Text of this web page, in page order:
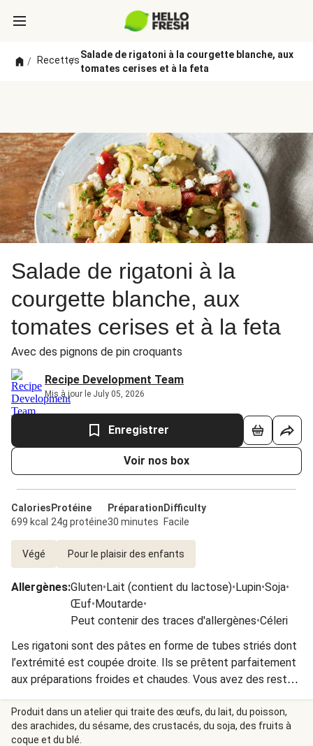
/ Recettes
/
Salade de rigatoni à la courgette blanche, aux
tomates cerises et à la feta
Salade de rigatoni à la
courgette blanche, aux
tomates cerises et à la feta
Avec des pignons de pin croquants
Recipe Development Team
Mis à jour le July 05, 2026
Enregistrer
Voir nos box
Calories
699 kcal
Protéine
24g protéine
Préparation
30 minutes
Difficulty
Facile
Végé Pour le plaisir des enfants
Allergènes:Gluten•Lait (contient du lactose)•Lupin•Soja•
Œuf•Moutarde•
Peut contenir des traces d'allergènes•Céleri
Les rigatoni sont des pâtes en forme de tubes striés dont
l’extrémité est coupée droite. Ils se prêtent parfaitement
aux préparations froides et chaudes. Vous avez des restes
? Faites-en un délicieux lunch le lendemain ! Ce plat est
délicieusement frais grâce à la tomate, à la feta et à la
douceur de la courgette blanche.
Produit dans un atelier qui traite des œufs, du lait, du poisson,
des arachides, du sésame, des crustacés, du soja, des fruits à
coque et du blé.